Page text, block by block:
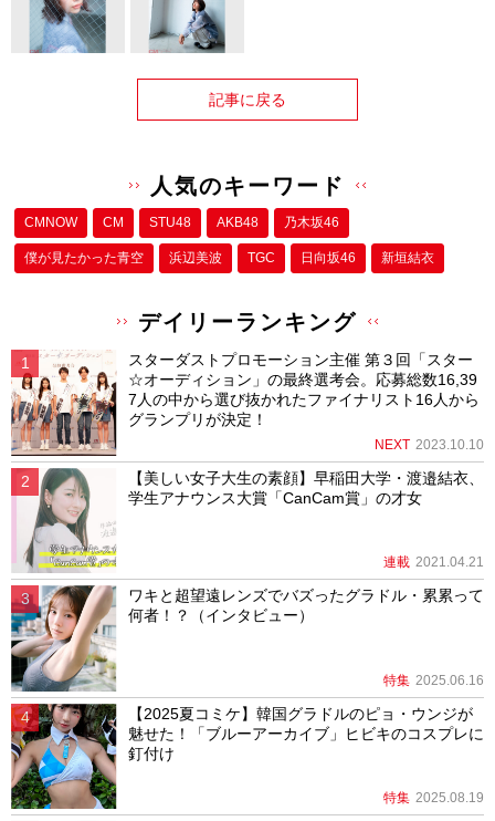
記事に戻る
人気のキーワード
CMNOW CM STU48 AKB48 乃木坂46
僕が⾒たかった⻘空 浜辺美波 TGC 日向坂46 新垣結衣
デイリーランキング
スターダストプロモーション主催 第３回「スター
☆オーディション」の最終選考会。応募総数16,39
7人の中から選び抜かれたファイナリスト16人から
グランプリが決定！
NEXT 2023.10.10
【美しい女子大生の素顔】早稲田大学・渡邉結衣、
学生アナウンス大賞「CanCam賞」の才女
連載 2021.04.21
ワキと超望遠レンズでバズったグラドル・累累って
何者！？（インタビュー）
特集 2025.06.16
【2025夏コミケ】韓国グラドルのピョ・ウンジが
魅せた！「ブルーアーカイブ」ヒビキのコスプレに
釘付け
特集 2025.08.19